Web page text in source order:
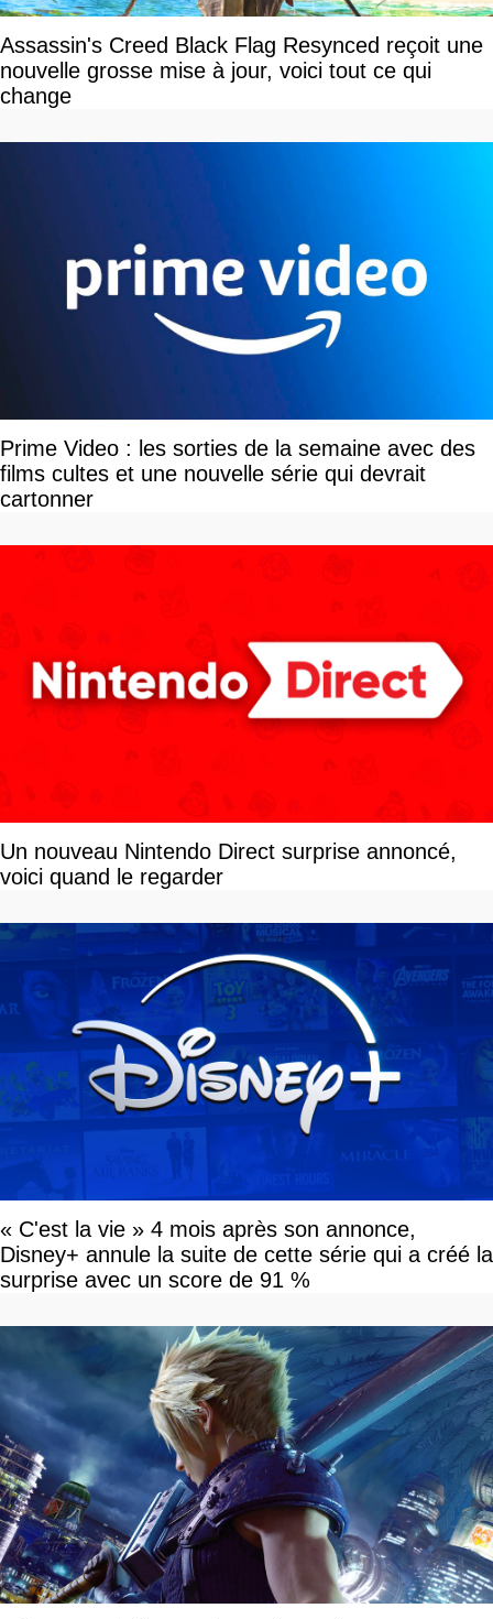
Assassin's Creed Black Flag Resynced reçoit une
nouvelle grosse mise à jour, voici tout ce qui
change
Prime Video : les sorties de la semaine avec des
films cultes et une nouvelle série qui devrait
cartonner
Un nouveau Nintendo Direct surprise annoncé,
voici quand le regarder
« C'est la vie » 4 mois après son annonce,
Disney+ annule la suite de cette série qui a créé la
surprise avec un score de 91 %